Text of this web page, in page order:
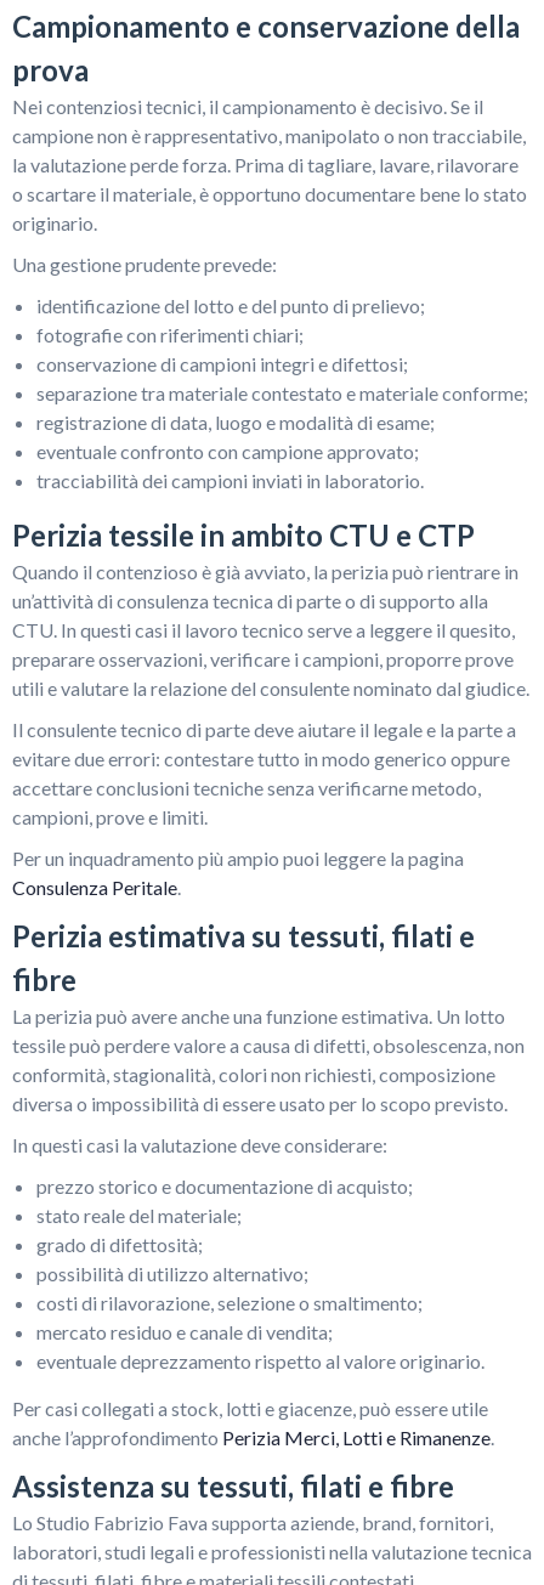
Campionamento e conservazione della
prova
Nei contenziosi tecnici, il campionamento è decisivo. Se il
campione non è rappresentativo, manipolato o non tracciabile,
la valutazione perde forza. Prima di tagliare, lavare, rilavorare
o scartare il materiale, è opportuno documentare bene lo stato
originario.
Una gestione prudente prevede:
identificazione del lotto e del punto di prelievo;
fotografie con riferimenti chiari;
conservazione di campioni integri e difettosi;
separazione tra materiale contestato e materiale conforme;
registrazione di data, luogo e modalità di esame;
eventuale confronto con campione approvato;
tracciabilità dei campioni inviati in laboratorio.
Perizia tessile in ambito CTU e CTP
Quando il contenzioso è già avviato, la perizia può rientrare in
un’attività di consulenza tecnica di parte o di supporto alla
CTU. In questi casi il lavoro tecnico serve a leggere il quesito,
preparare osservazioni, verificare i campioni, proporre prove
utili e valutare la relazione del consulente nominato dal giudice.
Il consulente tecnico di parte deve aiutare il legale e la parte a
evitare due errori: contestare tutto in modo generico oppure
accettare conclusioni tecniche senza verificarne metodo,
campioni, prove e limiti.
Per un inquadramento più ampio puoi leggere la pagina
Consulenza Peritale
Perizia estimativa su tessuti, filati e
fibre
La perizia può avere anche una funzione estimativa. Un lotto
tessile può perdere valore a causa di difetti, obsolescenza, non
conformità, stagionalità, colori non richiesti, composizione
diversa o impossibilità di essere usato per lo scopo previsto.
In questi casi la valutazione deve considerare:
prezzo storico e documentazione di acquisto;
stato reale del materiale;
grado di difettosità;
possibilità di utilizzo alternativo;
costi di rilavorazione, selezione o smaltimento;
mercato residuo e canale di vendita;
eventuale deprezzamento rispetto al valore originario.
Per casi collegati a stock, lotti e giacenze, può essere utile
anche l’approfondimento Perizia Merci, Lotti e Rimanenze
Assistenza su tessuti, filati e fibre
Lo Studio Fabrizio Fava supporta aziende, brand, fornitori,
laboratori, studi legali e professionisti nella valutazione tecnica
di tessuti, filati, fibre e materiali tessili contestati.